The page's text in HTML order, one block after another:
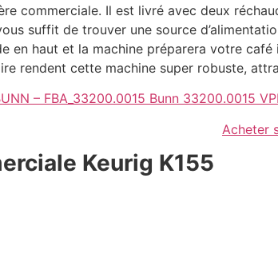
commerciale. Il est livré avec deux
suffit de trouver une source
en haut et la machine préparera votre
rendent cette machine super robuste,
– FBA_33200.0015 Bunn 33200.0015
Acheter
Keurig K155